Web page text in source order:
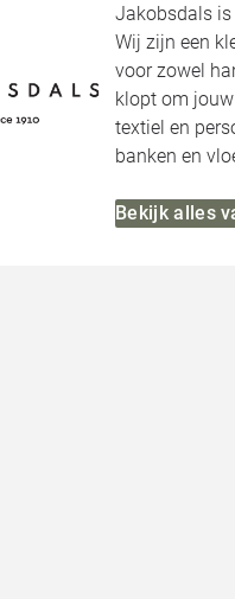
Jakobsdals is
Wij zijn een
voor zowel
klopt om
textiel en
banken en
Bekijk alles